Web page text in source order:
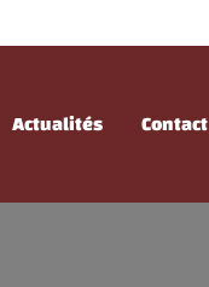
Actualités Contact